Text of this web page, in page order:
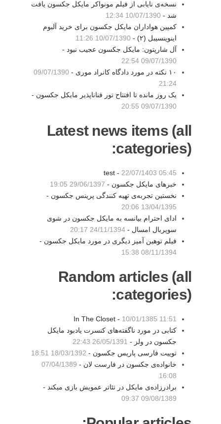
نسخه‌ی نایابی از فیلم مونواکر مایکل جکسون یافت
شد - 10/07/1390 12:34
کمپین هواداران مایکل جکسون برای خرید آلبوم
اینوینسیبل (۲) -
10/07/1390 11:26
آل شارپتون: مایکل جکسون عجیب نبود -
09/07/1390 22:54
۱۰ نکته در مورد دادگاه کانراد موری -
09/07/1390
21:24
یک روز مانده تا افتتاح تور فناناپذیر مایکل جکسون -
09/07/1390 20:55
Latest news items (all
categories):
test - 22/07/1403 05:45
خبرهای مایکل جکسون - 29/06/1397 19:05
نخستین تجربه‌ی تهیه کنندگی پرینس جکسون -
13/04/1395 20:06
ادای احترام بیانسه به مایکل جکسون در شوی
سوپربال امسال - 24/11/1394 20:17
فیلم توهین آمیز دیگری در مورد مایکل جکسون -
08/11/1394 15:38
Random articles (all
categories):
In The Closet - 10/01/1385 11:51
کتابی در مورد ناگفته‌های کنسرت یادبود مایکل
جکسون در ولز - 26/05/1391 22:43
توییت فارسی پاریس جکسون - 18/03/1392 18:51
خانواده‌ی جکسون در فارست لان - 07/04/1389
16:08
برادرزاده‌ی مایکل در تئاتر عمویش بازی میکند -
09/08/1389 09:37